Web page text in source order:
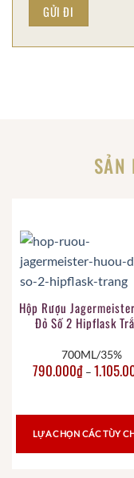
SẢN
Hộp Rượu
Đỏ Số 2 Hipflask
700ML/35%
790.000₫ –
LỰA CHỌN CÁC TÙY